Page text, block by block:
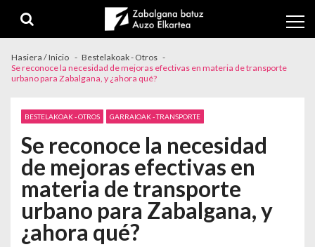
Hasiera / Inicio
Bestelakoak - Otros
Se reconoce la necesidad de mejoras efectivas en materia de transporte
urbano para Zabalgana, y ¿ahora qué?
BESTELAKOAK - OTROS GARRAIOAK - TRANSPORTE
Se reconoce la necesidad
de mejoras efectivas en
materia de transporte
urbano para Zabalgana, y
¿ahora qué?